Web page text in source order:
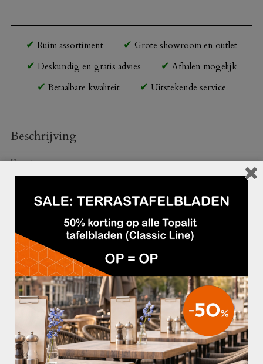
Ruim assortiment
Grote showroom en outlet
Deskundig en gratis advies
Afhalen mogelijk
Betaalbare kwaliteit
Uitstekende service
Beschrijving
Hoogte:
– 72 cm
Geschikt voor tafelbladen in de grootte:
– 140×80 cm
– 160×80 cm
Kijk bij onzeterrastafelbladenom jouw terrastafel compleet te maken!
GERELATEERDE PRODUCTEN